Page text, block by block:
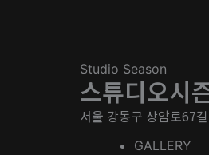
Studio Season
스튜디오시
서울 강동구 상암로67
GALLERY